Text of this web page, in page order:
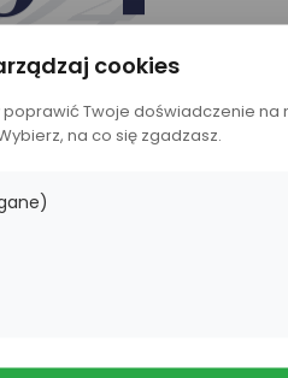
cookies
Twoje doświadczenie na
na co się zgadzasz.
odwiedzić, jest na wakacjach.
znaleźć tego, czego szukasz.